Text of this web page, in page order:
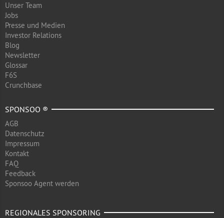
Unser Team
Jobs
Presse und Medien
Investor Relations
Blog
Newsletter
Glossar
F6S
Crunchbase
SPONSOO ®
AGB
Datenschutz
Impressum
Kontakt
FAQ
Feedback
Sponsoo Agent werden
REGIONALES SPONSORING